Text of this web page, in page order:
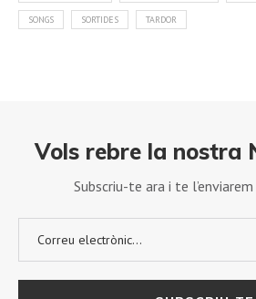
SONGS SORTIDES TARDOR
Vols rebre la nostra
Subscriu-te ara i te